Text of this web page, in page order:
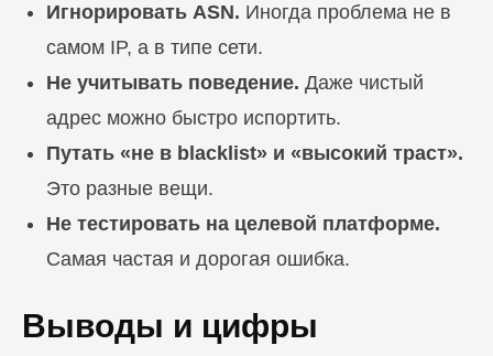
Игнорировать ASN. Иногда проблема не в
самом IP, а в типе сети.
Не учитывать поведение. Даже чистый
адрес можно быстро испортить.
Путать «не в blacklist» и «высокий траст».
Это разные вещи.
Не тестировать на целевой платформе.
Самая частая и дорогая ошибка.
Выводы и цифры